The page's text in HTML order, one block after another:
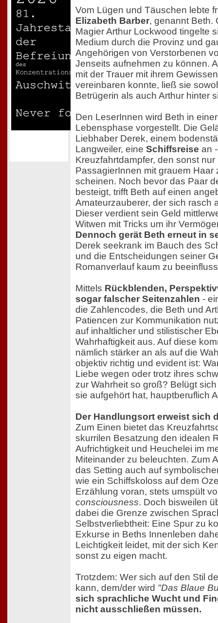
Vom Lügen und Täuschen lebte
Elizabeth Barber, genannt Beth.
Magier Arthur Lockwood tingelte
Medium durch die Provinz und
Angehörigen von Verstorbenen
Jenseits aufnehmen zu können.
mit der Trauer mit ihrem
vereinbaren konnte, ließ sie
Betrügerin als auch Arthur hinter
Den LeserInnen wird Beth in
Lebensphase vorgestellt. Die
Liebhaber Derek, einem
Langweiler, eine Schiffsreise an
Kreuzfahrtdampfer, den sonst nur
PassagierInnen mit grauem Haar
scheinen. Noch bevor das Paar
besteigt, trifft Beth auf einen
Amateurzauberer, der sich rasch
Dieser verdient sein Geld
Witwen mit Tricks um ihr
Dennoch gerät Beth erneut in
Derek seekrank im Bauch des
und die Entscheidungen seiner
Romanverlauf kaum zu
Mittels Rückblenden,
sogar falscher Seitenzahlen -
die Zahlencodes, die Beth und
Patiencen zur Kommunikation
auf inhaltlicher und stilistischer
Wahrhaftigkeit aus. Auf diese
nämlich stärker an als auf die
objektiv richtig und evident ist:
Liebe wegen oder trotz ihres
zur Wahrheit so groß? Belügt
sie aufgehört hat, hauptberuflich
Der Handlungsort erweist sich
Zum Einen bietet das
skurrilen Besatzung den idealen
Aufrichtigkeit und Heuchelei im
Miteinander zu beleuchten. Zum
das Setting auch auf
wie ein Schiffskoloss auf dem
Erzählung voran, stets umspült
consciousness. Doch bisweilen
dabei die Grenze zwischen
Selbstverliebtheit: Eine Spur zu
Exkurse in Beths Innenleben
Leichtigkeit leidet, mit der sich
sonst zu eigen macht.
Trotzdem: Wer sich auf den Stil
kann, dem/der wird "Das Blaue
sich sprachliche Wucht und
nicht ausschließen müssen.